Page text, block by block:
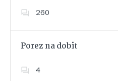
260
Porez na dobit
4